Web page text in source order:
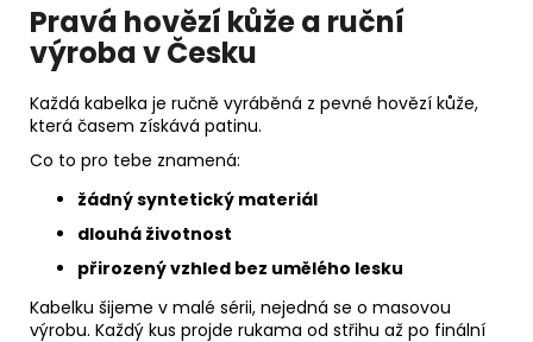
Pravá hovězí kůže a ruční
výroba v Česku
Každá kabelka je ručně vyráběná z pevné hovězí kůže,
která časem získává patinu.
Co to pro tebe znamená:
žádný syntetický materiál
dlouhá životnost
přirozený vzhled bez umělého lesku
Kabelku šijeme v malé sérii, nejedná se o masovou
výrobu. Každý kus projde rukama od střihu až po finální